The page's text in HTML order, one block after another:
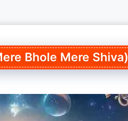
Bhole Mere Shiva)